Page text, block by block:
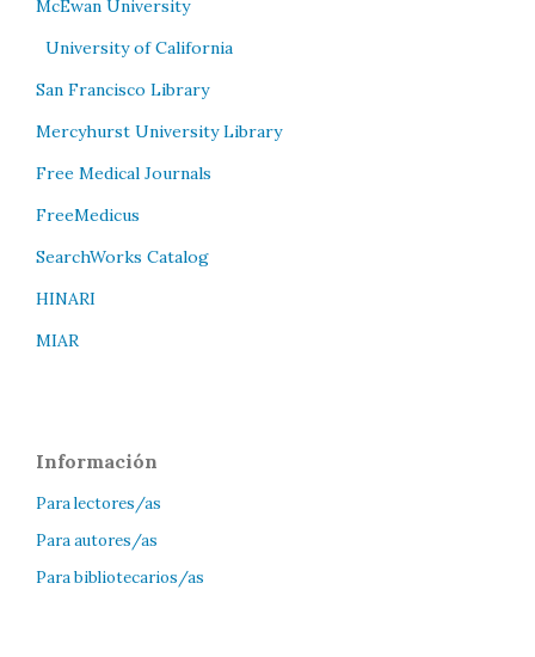
McEwan University
University of California
San Francisco Library
Mercyhurst University Library
Free Medical Journals
FreeMedicus
SearchWorks Catalog
HINARI
MIAR
Información
Para lectores/as
Para autores/as
Para bibliotecarios/as